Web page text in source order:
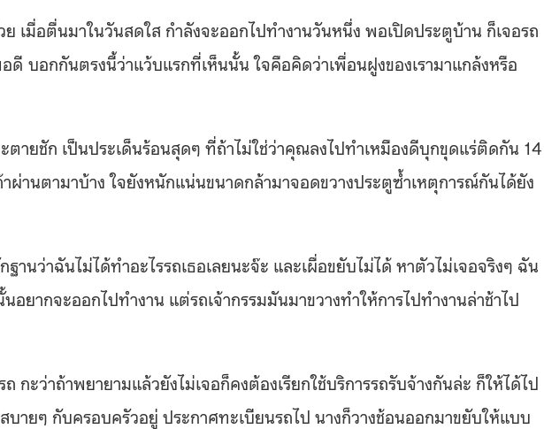
ย เมื่อตื่นมาในวันสดใส กำลังจะออกไปทำงานวันหนึ่ง พอเปิดประตูบ้าน ก็เจอรถ
บอกกันตรงนี้ว่าแว้บแรกที่เห็นนั้น ใจคือคิดว่าเพื่อนฝูงของเรามาแกล้งหรือ
ายชัก เป็นประเด็นร้อนสุดๆ ที่ถ้าไม่ใช่ว่าคุณลงไปทำเหมืองดีบุกขุดแร่ติดกัน 14
านตามาบ้าง ใจยังหนักแน่นขนาดกล้ามาจอดขวางประตูซ้ำเหตุการณ์กันได้ยัง
านว่าฉันไม่ได้ทำอะไรรถเธอเลยนะจ๊ะ และเผื่อขยับไม่ได้ หาตัวไม่เจอจริงๆ ฉัน
อยากจะออกไปทำงาน แต่รถเจ้ากรรมมันมาขวางทำให้การไปทำงานล่าช้าไป
กะว่าถ้าพยายามแล้วยังไม่เจอก็คงต้องเรียกใช้บริการรถรับจ้างกันล่ะ ก็ให้ได้ไป
บายๆ กับครอบครัวอยู่ ประกาศทะเบียนรถไป นางก็วางช้อนออกมาขยับให้แบบ